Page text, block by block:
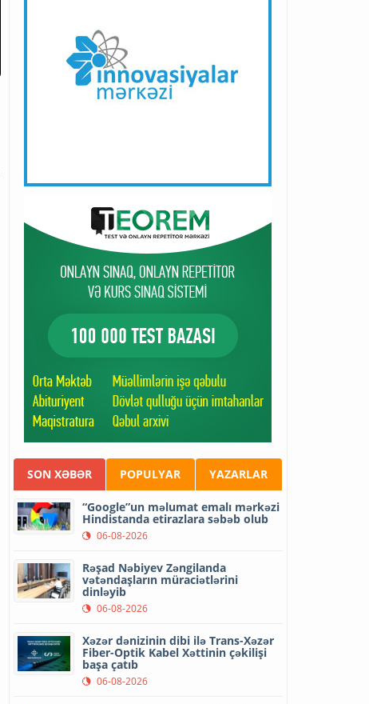
SON XƏBƏR POPULYAR YAZARLAR
“Google”un məlumat emalı mərkəzi
Hindistanda etirazlara səbəb olub
06-08-2026
Rəşad Nəbiyev Zəngilanda
vətəndaşların müraciətlərini
dinləyib
06-08-2026
Xəzər dənizinin dibi ilə Trans-Xəzər
Fiber-Optik Kabel Xəttinin çəkilişi
başa çatıb
06-08-2026